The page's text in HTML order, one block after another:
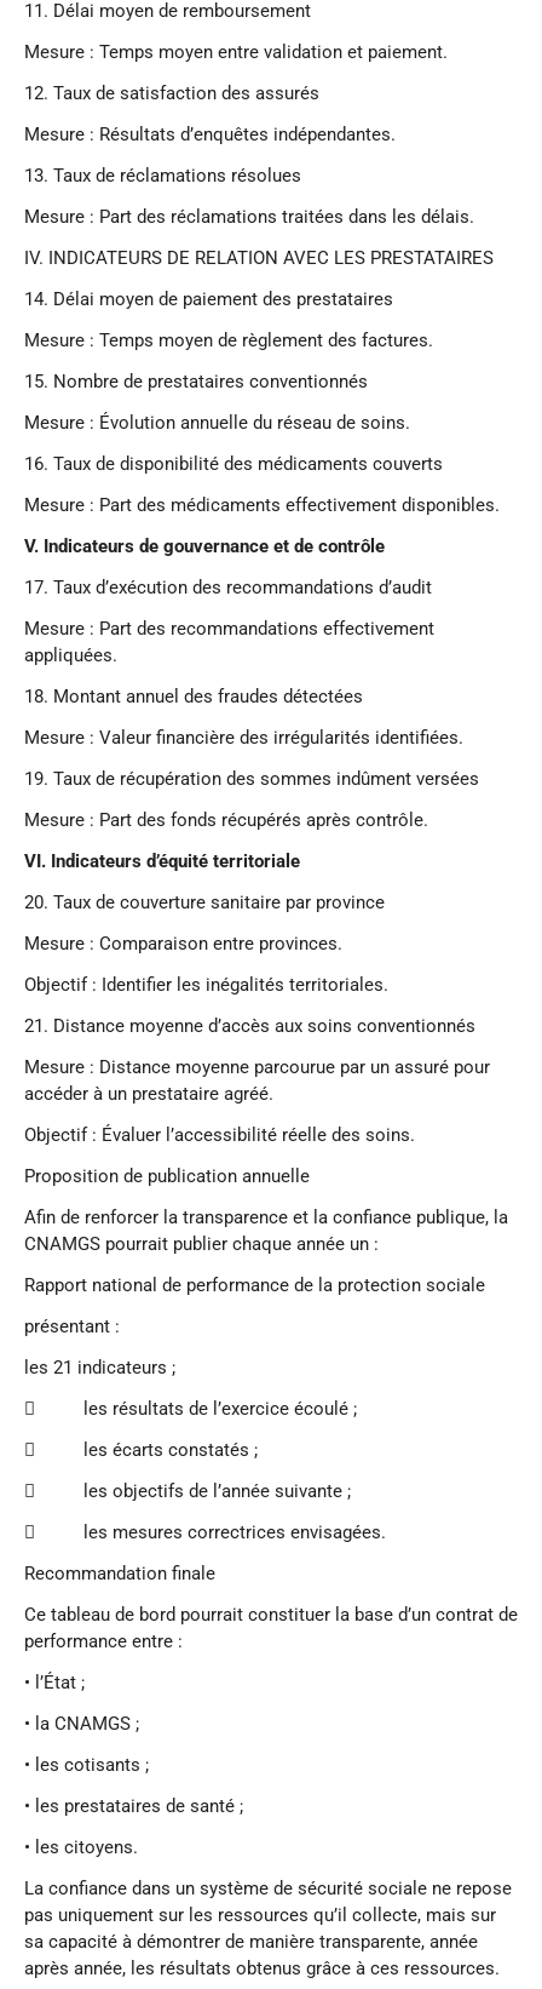
11.⁠ ⁠Délai moyen de remboursement
Mesure : Temps moyen entre validation et paiement.
12.⁠ ⁠Taux de satisfaction des assurés
Mesure : Résultats d’enquêtes indépendantes.
13.⁠ ⁠Taux de réclamations résolues
Mesure : Part des réclamations traitées dans les délais.
IV. INDICATEURS DE RELATION AVEC LES PRESTATAIRES
14.⁠ ⁠Délai moyen de paiement des prestataires
Mesure : Temps moyen de règlement des factures.
15.⁠ ⁠Nombre de prestataires conventionnés
Mesure : Évolution annuelle du réseau de soins.
16.⁠ ⁠Taux de disponibilité des médicaments couverts
Mesure : Part des médicaments effectivement disponibles.
V. Indicateurs de gouvernance et de contrôle
17.⁠ ⁠Taux d’exécution des recommandations d’audit
Mesure : Part des recommandations effectivement
appliquées.
18.⁠ ⁠Montant annuel des fraudes détectées
Mesure : Valeur financière des irrégularités identifiées.
19.⁠ ⁠Taux de récupération des sommes indûment versées
Mesure : Part des fonds récupérés après contrôle.
VI. Indicateurs d’équité territoriale
20.⁠ ⁠Taux de couverture sanitaire par province
Mesure : Comparaison entre provinces.
Objectif : Identifier les inégalités territoriales.
21.⁠ ⁠Distance moyenne d’accès aux soins conventionnés
Mesure : Distance moyenne parcourue par un assuré pour
accéder à un prestataire agréé.
Objectif : Évaluer l’accessibilité réelle des soins.
Proposition de publication annuelle
Afin de renforcer la transparence et la confiance publique, la
CNAMGS pourrait publier chaque année un :
Rapport national de performance de la protection sociale
présentant :
les 21 indicateurs ;
 les résultats de l’exercice écoulé ;
 les écarts constatés ;
 les objectifs de l’année suivante ;
 les mesures correctrices envisagées.
Recommandation finale
Ce tableau de bord pourrait constituer la base d’un contrat de
performance entre :
• l’État ;
• la CNAMGS ;
• les cotisants ;
• les prestataires de santé ;
• les citoyens.
La confiance dans un système de sécurité sociale ne repose
pas uniquement sur les ressources qu’il collecte, mais sur
sa capacité à démontrer de manière transparente, année
après année, les résultats obtenus grâce à ces ressources.